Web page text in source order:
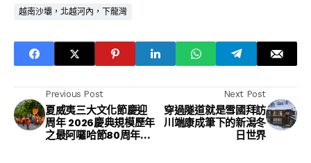
越南沙壩，北越河內，下龍灣
Previous Post
夏威夷三大文化節慶迎
周年 2026慶典規模歷年
之最阿囉哈節80周年領
Next Post
穿過隧道就是雪國拜訪
川端康成筆下的新潟冬
日世界